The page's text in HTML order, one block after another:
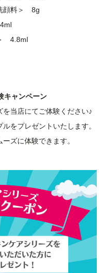
顔料＞ 8g
4.8ml
キャンペーン
当店にてご体験ください♪
をプレゼントいたします。
ズに体験できます。